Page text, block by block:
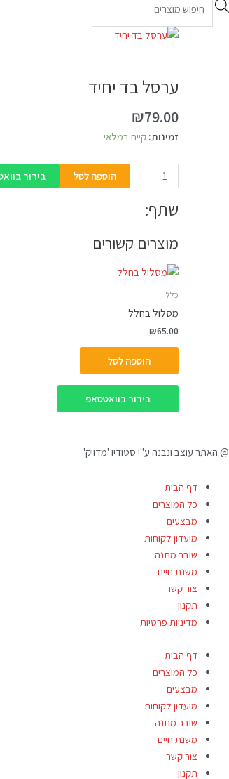
ערסל בד יחיד
₪79.00
זמינות: קיים במלאי
כמות
בד
הוספה לסל בירור
שתף:
מוצרים קשורים
כללי
מסלול בחלל
₪65.00
הוספה לסל
בירור בוואטסאפ
@ האתר עוצב ונבנה ע"י סטודיו 'מדויק'
דף הבית
כל המוצרים
מבצעים
מועדון לקוחות
שובר מתנה
משנת חיים
צור קשר
תקנון
מדיניות פרטיות
דף הבית
כל המוצרים
מבצעים
מועדון לקוחות
שובר מתנה
משנת חיים
צור קשר
תקנון